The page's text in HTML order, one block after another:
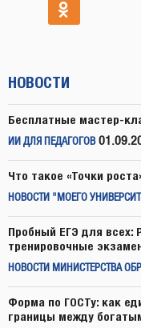
НОВОСТИ
Бесплатные мастер-
ИИ ДЛЯ ПЕДАГОГОВ
Что такое «Точки
НОВОСТИ "МОЕГО
Пробный ЕГЭ для всех:
тренировочные
НОВОСТИ МИНИСТЕРСТВА
Форма по ГОСТу: как
границы между